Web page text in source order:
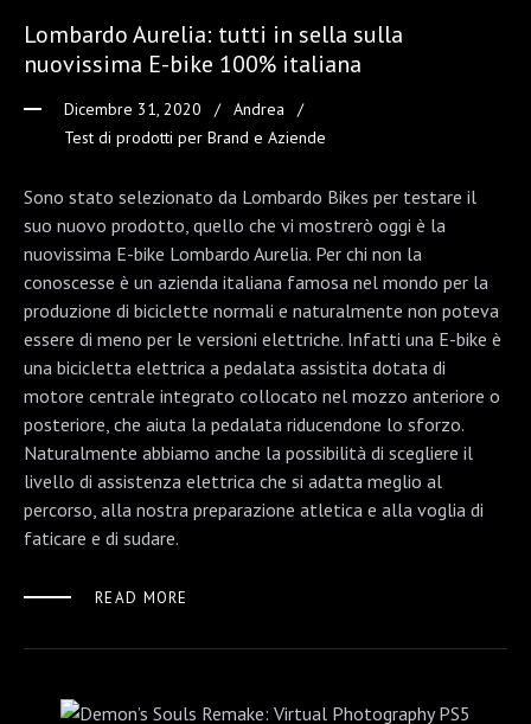
Lombardo Aurelia: tutti in sella sulla
nuovissima E-bike 100% italiana
Dicembre 31, 2020
Andrea
Test di prodotti per Brand e Aziende
Sono stato selezionato da Lombardo Bikes per testare il
suo nuovo prodotto, quello che vi mostrerò oggi è la
nuovissima E-bike Lombardo Aurelia. Per chi non la
conoscesse è un azienda italiana famosa nel mondo per la
produzione di biciclette normali e naturalmente non poteva
essere di meno per le versioni elettriche. Infatti una E-bike è
una bicicletta elettrica a pedalata assistita dotata di
motore centrale integrato collocato nel mozzo anteriore o
posteriore, che aiuta la pedalata riducendone lo sforzo.
Naturalmente abbiamo anche la possibilità di scegliere il
livello di assistenza elettrica che si adatta meglio al
percorso, alla nostra preparazione atletica e alla voglia di
faticare e di sudare.
READ MORE